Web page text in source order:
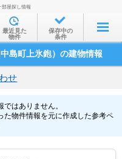
駅から
から
学時間から
から
会社から
屋探し情報
最近見た
物件
保存中の
条件
島町上氷鉋）の建物情報
せ
ではありません。
た物件情報を元に作成した参考ペ